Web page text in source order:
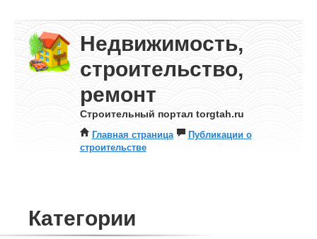
Недвижимость,
строительство,
ремонт
Строительный портал torgtah.ru
Главная страница
Публикации о
строительстве
Категории